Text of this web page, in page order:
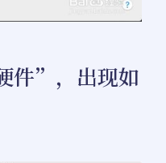
件”，出现如